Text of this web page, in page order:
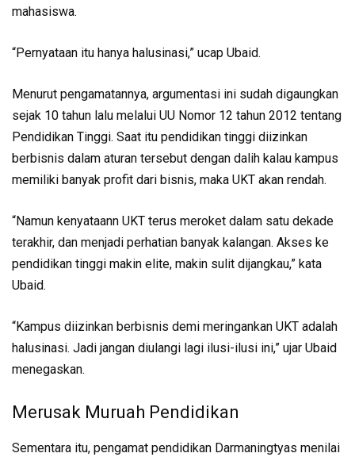
mahasiswa.
“Pernyataan itu hanya halusinasi,” ucap Ubaid.
Menurut pengamatannya, argumentasi ini sudah digaungkan
sejak 10 tahun lalu melalui UU Nomor 12 tahun 2012 tentang
Pendidikan Tinggi. Saat itu pendidikan tinggi diizinkan
berbisnis dalam aturan tersebut dengan dalih kalau kampus
memiliki banyak profit dari bisnis, maka UKT akan rendah.
“Namun kenyataann UKT terus meroket dalam satu dekade
terakhir, dan menjadi perhatian banyak kalangan. Akses ke
pendidikan tinggi makin elite, makin sulit dijangkau,” kata
Ubaid.
“Kampus diizinkan berbisnis demi meringankan UKT adalah
halusinasi. Jadi jangan diulangi lagi ilusi-ilusi ini,” ujar Ubaid
menegaskan.
Merusak Muruah Pendidikan
Sementara itu, pengamat pendidikan Darmaningtyas menilai